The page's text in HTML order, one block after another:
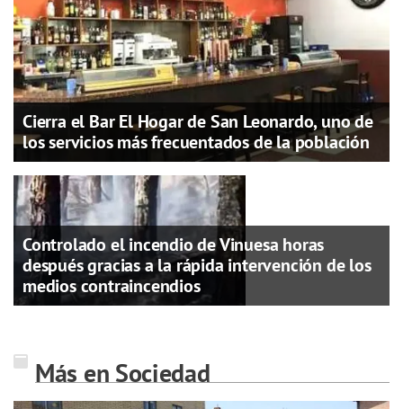
Cierra el Bar El Hogar de San Leonardo, uno de
los servicios más frecuentados de la población
Controlado el incendio de Vinuesa horas
después gracias a la rápida intervención de los
medios contraincendios
Más en Sociedad